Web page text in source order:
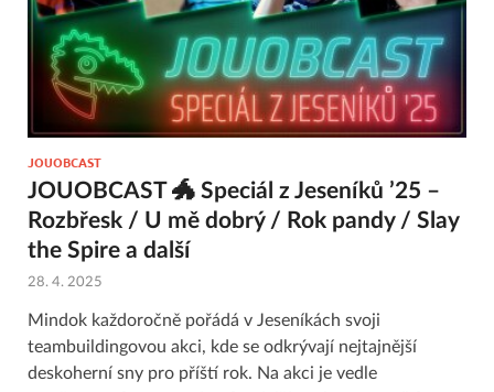
JOUOBCAST
JOUOBCAST 🐲 Speciál z Jeseníků ’25 –
Rozbřesk / U mě dobrý / Rok pandy / Slay
the Spire a další
28. 4. 2025
Mindok každoročně pořádá v Jeseníkách svoji
teambuildingovou akci, kde se odkrývají nejtajnější
deskoherní sny pro příští rok. Na akci je vedle